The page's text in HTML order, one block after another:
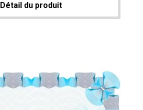
Détail du produit